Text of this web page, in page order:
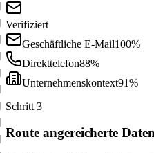
Verifiziert
Geschäftliche E-Mail100%
Direkttelefon88%
Unternehmenskontext91%
Schritt 3
Route angereicherte